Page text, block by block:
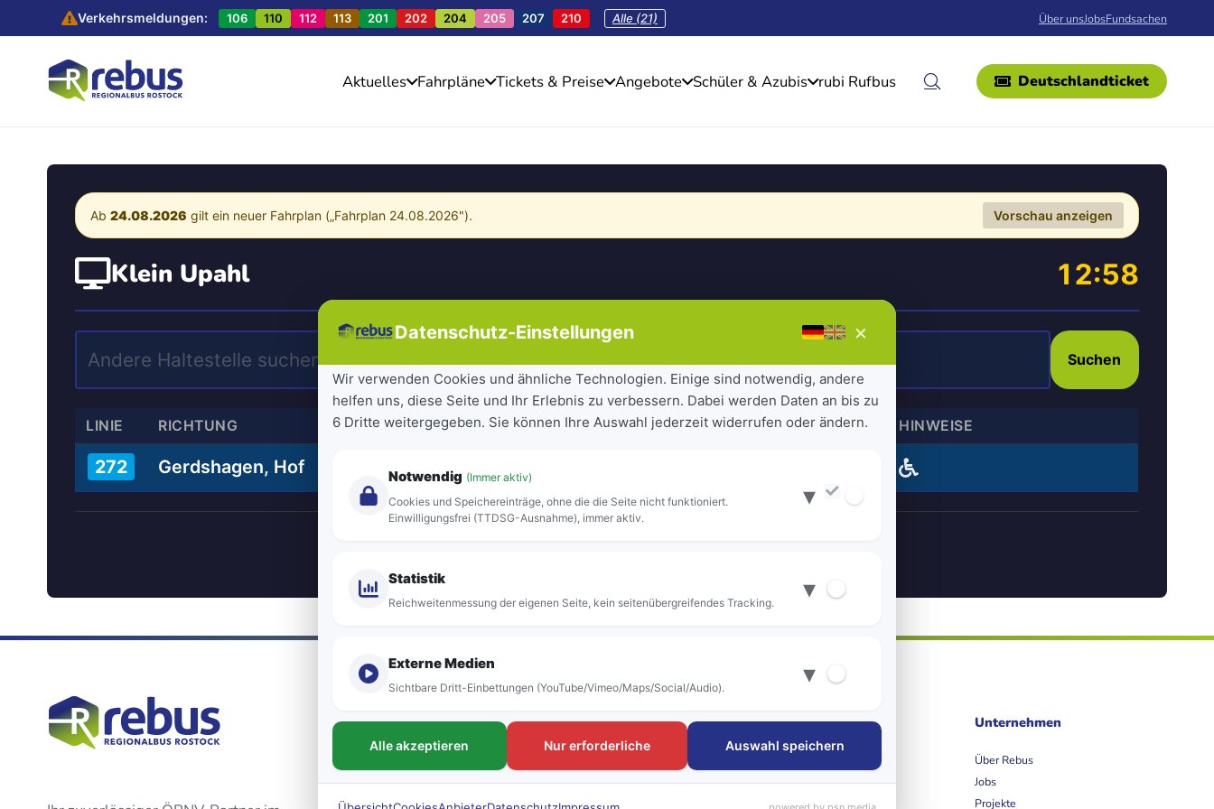
Verkehrsmeldungen: 106 110 112 113 201 202 204 205 207 210 Alle (21) Über unsJobsFundsachen
Aktuelles Fahrpläne Tickets & Preise Angebote Schüler & Azubis rubi Rufbus Deutschlandticket
Ab24.08.2026 gilt ein neuer Fahrplan („Fahrplan 24.08.2026"). Vorschau anzeigen
Klein Upahl 12:58
Suchen
LINIE RICHTUNG ABFAHRT STEIG HINWEISE
272 Gerdshagen, Hof
FAHRTEN
Linien & Fahrpläne
Haltestellen
rubi Rufbus
Tickets & Tarife
Schülerkarte
Einzeltickets
Unternehmen
Über Rebus
Jobs
Projekte
Datenschutz-Einstellungen ×
Wir verwenden Cookies und ähnliche Technologien. Einige sind notwendig, andere
helfen uns, diese Seite und Ihr Erlebnis zu verbessern. Dabei werden Daten an bis zu
6 Dritte weitergegeben. Sie können Ihre Auswahl jederzeit widerrufen oder ändern.
Notwendig (Immer aktiv)
Cookies und Speichereinträge, ohne die die Seite nicht funktioniert.
Einwilligungsfrei (TTDSG-Ausnahme), immer aktiv.
▾
Statistik
Reichweitenmessung der eigenen Seite, kein seitenübergreifendes Tracking. ▾
Externe Medien
Sichtbare Dritt-Einbettungen (YouTube/Vimeo/Maps/Social/Audio). ▾
Alle akzeptieren Nur erforderliche Auswahl speichern